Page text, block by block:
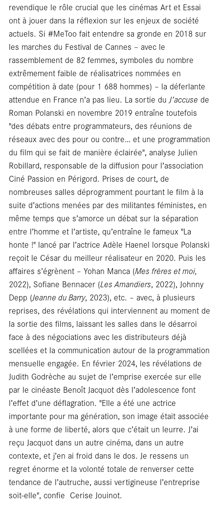
revendique le rôle crucial que les cinémas Art et Essai
ont à jouer dans la réflexion sur les enjeux de société
actuels. Si #MeToo fait entendre sa gronde en 2018 sur
les marches du Festival de Cannes – avec le
rassemblement de 82 femmes, symboles du nombre
extrêmement faible de réalisatrices nommées en
compétition à date (pour 1 688 hommes) – la déferlante
attendue en France n’a pas lieu. La sortie du J’accuse de
Roman Polanski en novembre 2019 entraîne toutefois
"des débats entre programmateurs, des réunions de
réseaux avec des pour ou contre… et une programmation
du film qui se fait de manière éclairée", analyse Julien
Robillard, responsable de la diffusion pour l’association
Ciné Passion en Périgord. Prises de court, de
nombreuses salles déprogramment pourtant le film à la
suite d’actions menées par des militantes féministes, en
même temps que s’amorce un débat sur la séparation
entre l’homme et l’artiste, qu’entraîne le fameux "La
honte !" lancé par l’actrice Adèle Haenel lorsque Polanski
reçoit le César du meilleur réalisateur en 2020. Puis les
affaires s’égrènent – Yohan Manca (Mes frères et moi,
2022), Sofiane Bennacer (Les Amandiers, 2022), Johnny
Depp (Jeanne du Barry, 2023), etc. – avec, à plusieurs
reprises, des révélations qui interviennent au moment de
la sortie des films, laissant les salles dans le désarroi
face à des négociations avec les distributeurs déjà
scellées et la communication autour de la programmation
mensuelle engagée. En février 2024, les révélations de
Judith Godrèche au sujet de l’emprise exercée sur elle
par le cinéaste Benoît Jacquot dès l’adolescence font
l’effet d’une déflagration. "Elle a été une actrice
importante pour ma génération, son image était associée
à une forme de liberté, alors que c’était un leurre. J’ai
reçu Jacquot dans un autre cinéma, dans un autre
contexte, et j’en ai froid dans le dos. Je ressens un
regret énorme et la volonté totale de renverser cette
tendance de l’autruche, aussi vertigineuse l’entreprise
soit-elle", confie ­ Cerise Jouinot.